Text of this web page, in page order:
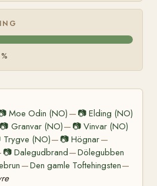
Moe Odin (NO) — 📷 Elding (NO)
📷 Granvar (NO)— 📷Vinvar (NO)
Trygve (NO)— 📷Högnar—
📷 Dalegudbrand—Dölegubben
—Den gamle Toftehingsten—